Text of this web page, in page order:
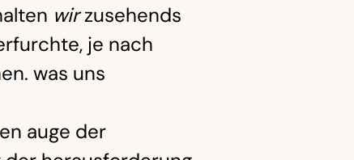
wirzusehends
je nach
was uns
auge der